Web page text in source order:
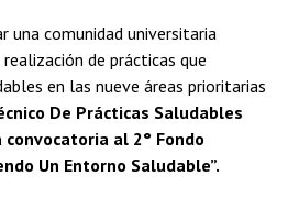
una comunidad universitaria
de prácticas que
en las nueve áreas prioritarias
De Prácticas Saludables
convocatoria al 2° Fondo
Un Entorno Saludable”.